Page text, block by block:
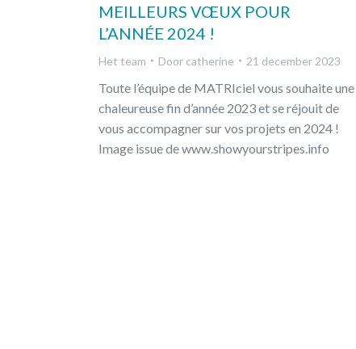
MEILLEURS VŒUX POUR
L’ANNÉE 2024 !
Het team Door catherine 21 december 2023
Toute l’équipe de MATRIciel vous souhaite une
chaleureuse fin d’année 2023 et se réjouit de
vous accompagner sur vos projets en 2024 !
Image issue de www.showyourstripes.info